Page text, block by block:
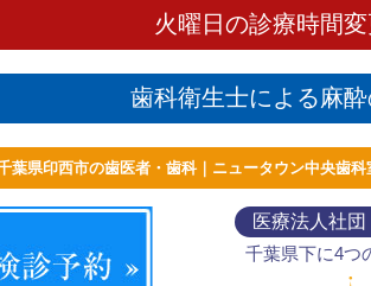
火曜日の診療時間
歯科衛生士による麻
葉県印西市の歯医者・歯科｜ニュータウン中央歯科
医療法人社
千葉県下に4つ